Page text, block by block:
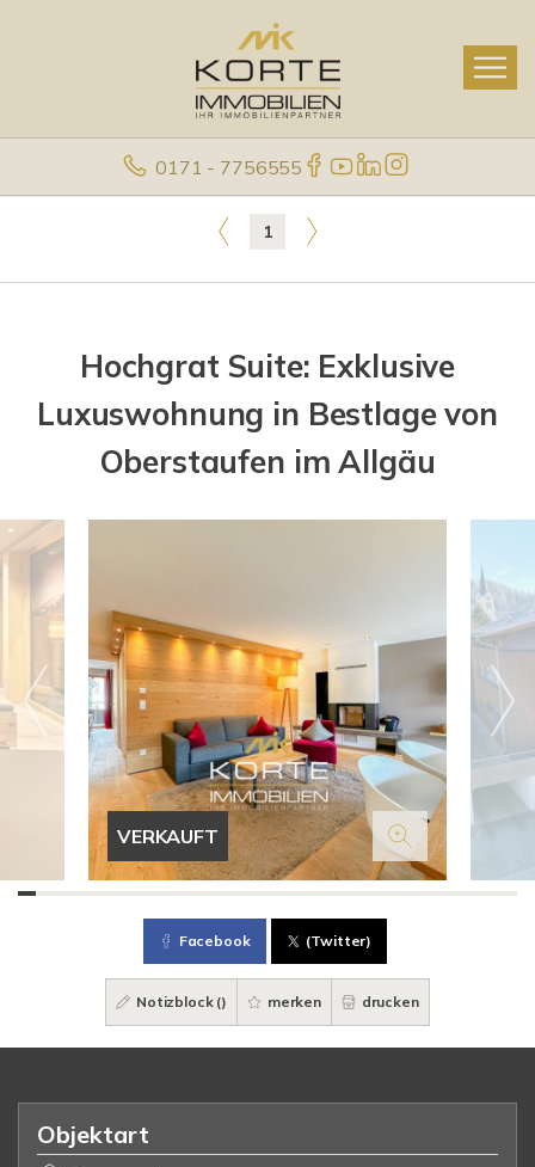
0171 - 7756555
1
Hochgrat Suite: Exklusive
Luxuswohnung in Bestlage von
Oberstaufen im Allgäu
VERKAUFT
Facebook (Twitter)
Notizblock () merken drucken
Objektart